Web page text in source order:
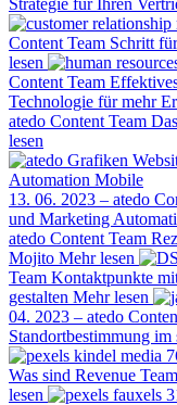
Content Team Schritt
lesen
Content Team
Technologie für mehr
atedo Content Team
lesen
13. 06. 2023 – atedo
und Marketing
atedo Content Team
Mojito Mehr lesen
Team Kontaktpunkte
gestalten Mehr lesen
04. 2023 – atedo
Standortbestimmung im
Was sind Revenue
lesen